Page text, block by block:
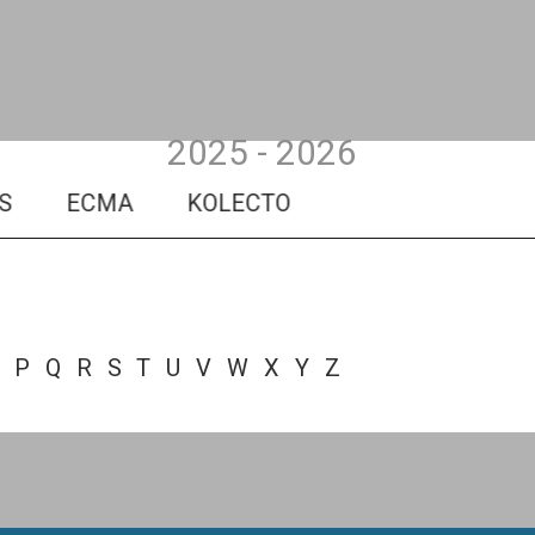
2025 - 2026
ECMA KOLECTO
P Q R S T U V W X Y Z